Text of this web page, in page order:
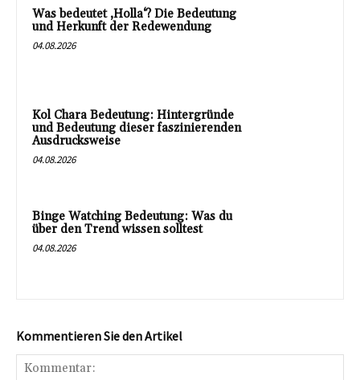
Was bedeutet ‚Holla‘? Die Bedeutung
und Herkunft der Redewendung
04.08.2026
Kol Chara Bedeutung: Hintergründe
und Bedeutung dieser faszinierenden
Ausdrucksweise
04.08.2026
Binge Watching Bedeutung: Was du
über den Trend wissen solltest
04.08.2026
Kommentieren Sie den Artikel